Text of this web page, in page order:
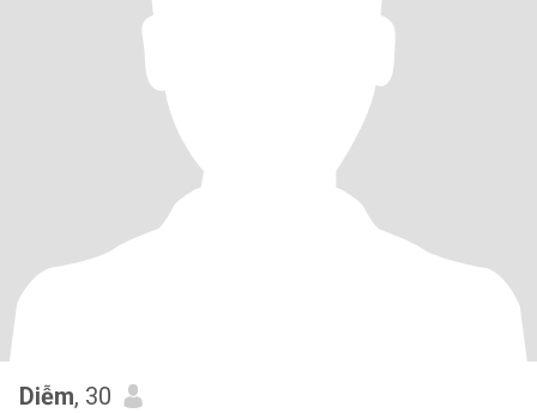
Diễm, 30